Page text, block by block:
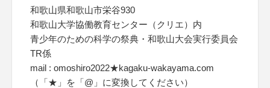
和歌山県和歌山市栄谷930
和歌山大学協働教育センター（クリエ）内
青少年のための科学の祭典・和歌山大会実行委員会
TR係
mail : omoshiro2022★kagaku-wakayama.com
（「★」を「@」に変換してください）